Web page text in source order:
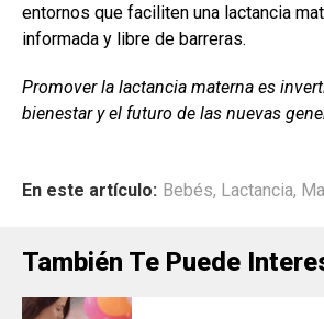
entornos que faciliten una lactancia
informada y libre de barreras.
Promover la lactancia materna es
bienestar y el futuro de las nuevas
En este artículo: Bebés, Lactancia,
También Te Puede